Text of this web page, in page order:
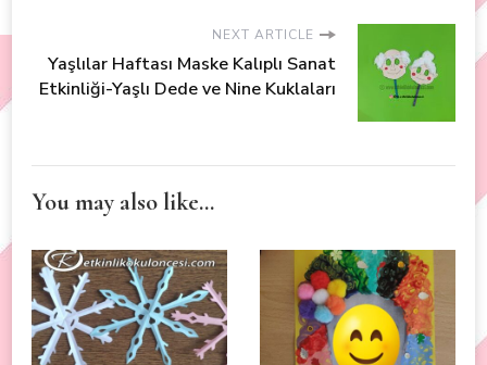
NEXT ARTICLE
Yaşlılar Haftası Maske Kalıplı Sanat
Etkinliği-Yaşlı Dede ve Nine Kuklaları
You may also like...